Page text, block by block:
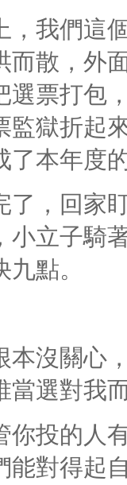
，我們這
而散，外
選票打包
監獄折起
了本年度
了，回家
小立子騎
點。
本沒關心
當選對我
你投的人
能對得起